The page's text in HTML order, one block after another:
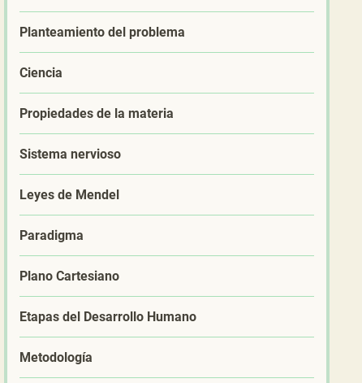
Planteamiento del problema
Ciencia
Propiedades de la materia
Sistema nervioso
Leyes de Mendel
Paradigma
Plano Cartesiano
Etapas del Desarrollo Humano
Metodología